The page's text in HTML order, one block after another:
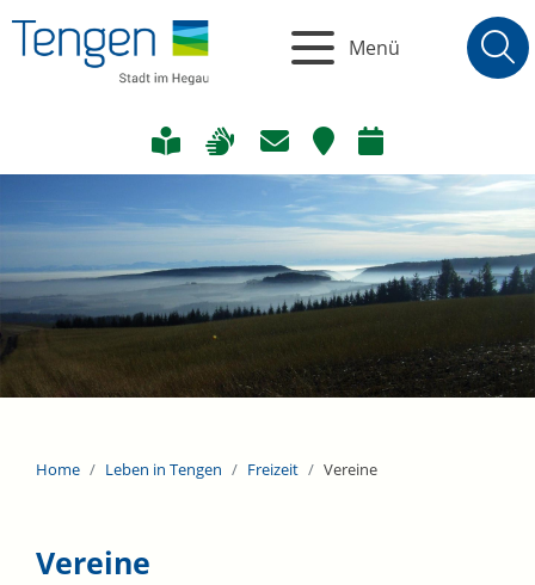
Menü
Home Leben in Tengen Freizeit Vereine
Vereine